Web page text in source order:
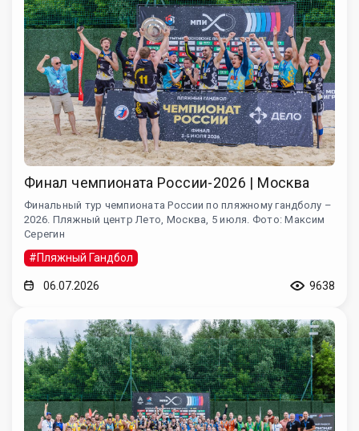
Финал чемпионата России-2026 | Москва
Финальный тур чемпионата России по пляжному гандболу –
2026. Пляжный центр Лето, Москва, 5 июля. Фото: Максим
Серегин
#Пляжный Гандбол
06.07.2026 9638